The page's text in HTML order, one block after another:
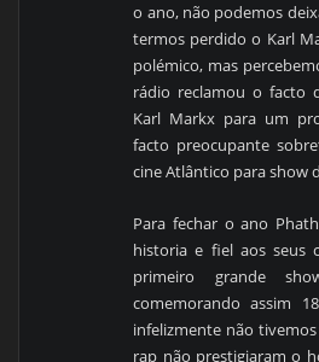
o ano, não podemos
termos perdido o Karl
polémico, mas
rádio reclamou o facto
Karl Markx para um
facto preocupante
cine Atlântico para show
Para fechar o ano
historia e fiel aos seus
primeiro grande
comemorando assim
infelizmente não
rap não prestigiaram o